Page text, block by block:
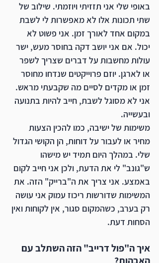
באופי שלי אני תזזיתי ויוזמתי. שילוב של
שתי תכונות אלו לא מאפשרות לי לשבת
במקום אחד לאורך זמן. אני פשוט לא
יכול. אם אני יושב דקה בחוסר מעש, ישר
עולות מחשבות על דברים שצריך לשפר
או לארגן. יוזם פרוייקטים שנדחו מחוסר
זמן או מקדים לסיים מה שקבעתי מראש.
אני לא מסוגל לשבת, חייב להיות בתנועה
ובעשייה.
משימות של ישיבה, כמו להכין הצעות
מחיר או לעבור על דוחות, הן הקושי הגדול
שלי. במהלך היום תמיד יש מישהו
ש"גונב" לי את הדעת, ולכן אני חייב לקום
באמצע. אני צריך את ה"ברייק" הזה. את
המשימות שדורשות ריכוז עמוק אני עושה
רק בערב, כשהמקום סגור, אין לקוחות ואין
הסחות דעת.
איך ה"פול דרייב" הזה השתלב עם